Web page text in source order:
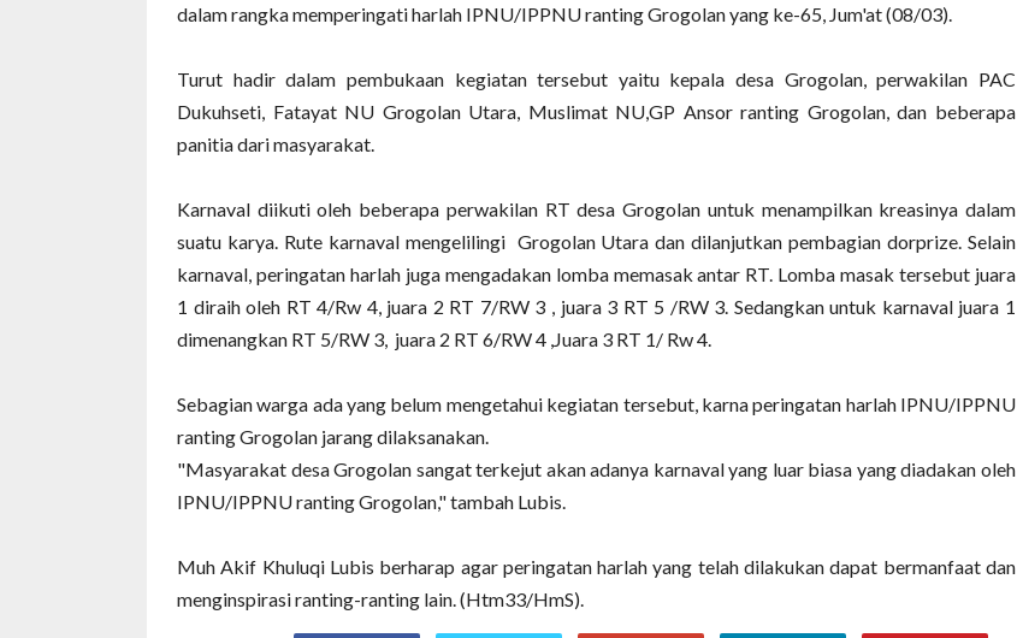
dalam rangka memperingati harlah IPNU/IPPNU ranting Grogolan yang ke-65, Jum'at (08/03).
Turut hadir dalam pembukaan kegiatan tersebut yaitu kepala desa Grogolan, perwakilan PAC
Dukuhseti, Fatayat NU Grogolan Utara, Muslimat NU,GP Ansor ranting Grogolan, dan beberapa
panitia dari masyarakat.
Karnaval diikuti oleh beberapa perwakilan RT desa Grogolan untuk menampilkan kreasinya dalam
suatu karya. Rute karnaval mengelilingi Grogolan Utara dan dilanjutkan pembagian dorprize. Selain
karnaval, peringatan harlah juga mengadakan lomba memasak antar RT. Lomba masak tersebut juara
1 diraih oleh RT 4/Rw 4, juara 2 RT 7/RW 3 , juara 3 RT 5 /RW 3. Sedangkan untuk karnaval juara 1
dimenangkan RT 5/RW 3, juara 2 RT 6/RW 4 ,Juara 3 RT 1/ Rw 4.
Sebagian warga ada yang belum mengetahui kegiatan tersebut, karna peringatan harlah IPNU/IPPNU
ranting Grogolan jarang dilaksanakan.
"Masyarakat desa Grogolan sangat terkejut akan adanya karnaval yang luar biasa yang diadakan oleh
IPNU/IPPNU ranting Grogolan," tambah Lubis.
Muh Akif Khuluqi Lubis berharap agar peringatan harlah yang telah dilakukan dapat bermanfaat dan
menginspirasi ranting-ranting lain. (Htm33/HmS).